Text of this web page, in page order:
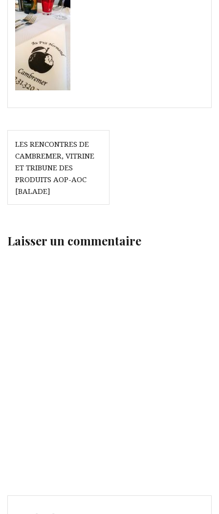
Navigation
de
l’article
LES RENCONTRES DE
CAMBREMER, VITRINE
ET TRIBUNE DES
PRODUITS AOP-AOC
[BALADE]
Laisser un commentaire